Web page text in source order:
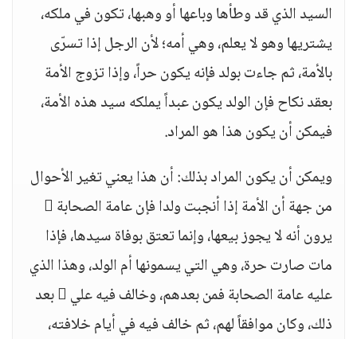
السيد الذي قد وطأها وباعها أو وهبها، تكون في ملكه،
يشتريها وهو لا يعلم، وهي أمه؛ لأن الرجل إذا تسرّى
بالأمة، ثم جاءت بولد فإنه يكون حراً، وإذا تزوج الأمة
بعقد نكاح فإن الولد يكون عبداً يملكه سيد هذه الأمة،
فيمكن أن يكون هذا هو المراد.
ويمكن أن يكون المراد بذلك: أن هذا يعني تغير الأحوال
من جهة أن الأمة إذا أنجبت ولدا فإن عامة الصحابة 
يرون أنه لا يجوز بيعها، وإنما تعتق بوفاة سيدها، فإذا
مات صارت حرة، وهي التي يسمونها أم الولد، وهذا الذي
عليه عامة الصحابة فمن بعدهم، وخالف فيه علي  بعد
ذلك، وكان موافقاً لهم، ثم خالف فيه في أيام خلافته،